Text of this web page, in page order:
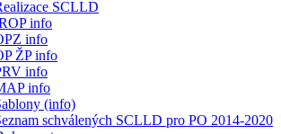
SCLLD
info
info
ŽP info
info
info
(info)
schválených SCLLD pro PO 2014-2020